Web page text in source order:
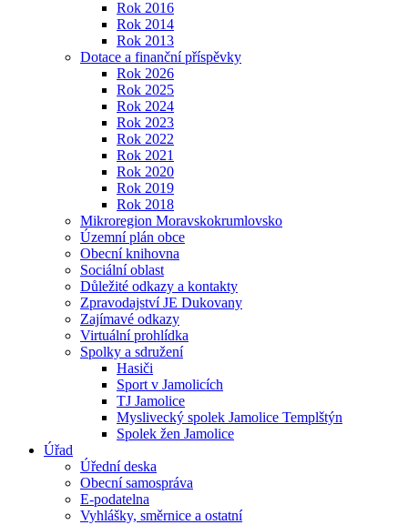
Rok 2016
Rok 2014
Rok 2013
Dotace a finanční příspěvky
Rok 2026
Rok 2025
Rok 2024
Rok 2023
Rok 2022
Rok 2021
Rok 2020
Rok 2019
Rok 2018
Mikroregion Moravskokrumlovsko
Územní plán obce
Obecní knihovna
Sociální oblast
Důležité odkazy a kontakty
Zpravodajství JE Dukovany
Zajímavé odkazy
Virtuální prohlídka
Spolky a sdružení
Hasiči
Sport v Jamolicích
TJ Jamolice
Myslivecký spolek Jamolice Templštýn
Spolek žen Jamolice
Úřad
Úřední deska
Obecní samospráva
E-podatelna
Vyhlášky, směrnice a ostatní